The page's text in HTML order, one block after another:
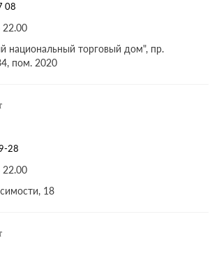
08
национальный торговый дом", пр.
пом. 2020
28
18